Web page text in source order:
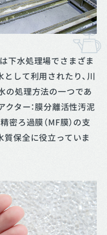
下水処理場でさまざま
して利用されたり、川
の処理方法の一つであ
クター：膜分離活性汚泥
密ろ過膜（MF膜）の支
質保全に役立っていま